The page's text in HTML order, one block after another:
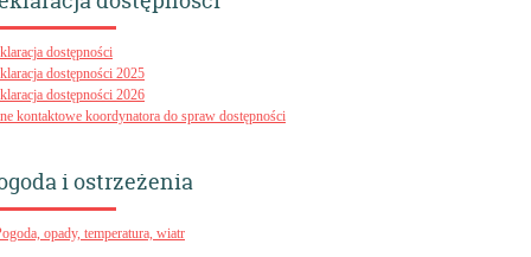
dostępności
dostępności 2025
dostępności 2026
kontaktowe koordynatora do spraw dostępności
i ostrzeżenia
opady, temperatura, wiatr